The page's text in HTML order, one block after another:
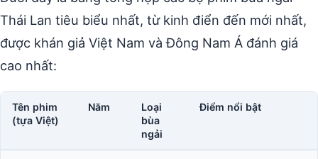
Thái Lan tiêu biểu nhất, từ kinh điển đến mới nhất,
được khán giả Việt Nam và Đông Nam Á đánh giá
cao nhất:
Tên phim
(tựa Việt)
Năm
Loại
bùa
ngải
Điểm nổi bật